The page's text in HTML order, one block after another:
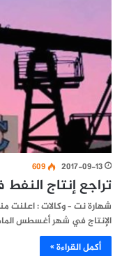
2017-09-13
609
تراجع إنتاج
شهارة نت – وكالات : اعلنت
الإنتاج في شهر أغسطس
أكمل القراءة »